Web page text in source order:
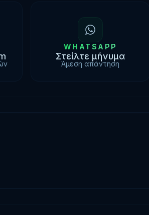
WHATSAPP
Στείλτε μήνυμα
Άμεση απάντηση